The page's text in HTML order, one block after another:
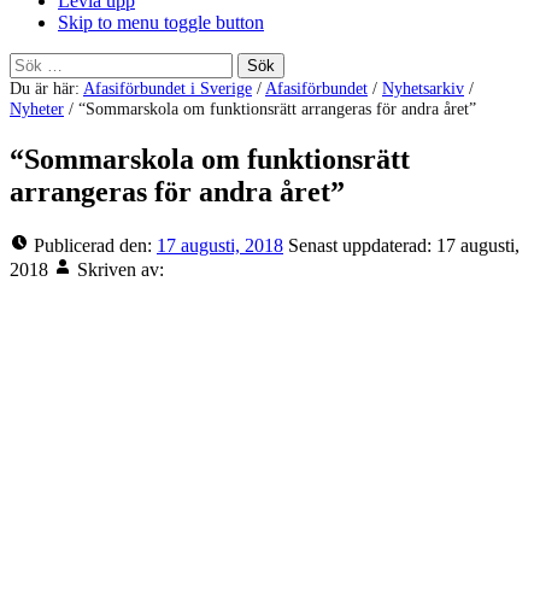
Skip to menu toggle button
Sök
efter:
Du är här: Afasiförbundet i Sverige /Afasiförbundet / Nyhetsarkiv /
Nyheter / “Sommarskola om funktionsrätt arrangeras för andra året”
“Sommarskola om funktionsrätt
arrangeras för andra året”
Publicerad den: 17 augusti, 2018 Senast uppdaterad: 17 augusti,
2018
Skriven av: